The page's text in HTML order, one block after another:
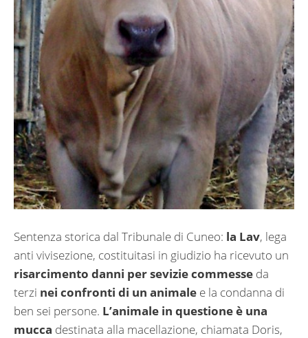
Sentenza storica dal Tribunale di Cuneo: la Lav, lega
anti vivisezione, costituitasi in giudizio ha ricevuto un
risarcimento danni per sevizie commesse da
terzi nei confronti di un animale e la condanna di
ben sei persone. L’animale in questione è una
mucca destinata alla macellazione, chiamata Doris,